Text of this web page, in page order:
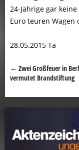
24-Jährige gar
Euro teuren Wagen
28.05.2015 Ta
Beitragsnavigation
← Zwei Großfeuer in
vermutet Brandstiftung